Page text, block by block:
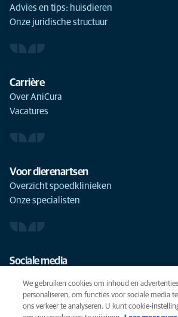
Advies en tips: huisdieren
Onze juridische structuur
Carrière
Over AniCura
Vacatures
Voor dierenartsen
Overzicht spoedklinieken
Onze specialisten
Sociale media
We gebruiken cookies om inhoud en
personaliseren, om functies voor sociale media
ons verkeer te analyseren. U kunt cookie-